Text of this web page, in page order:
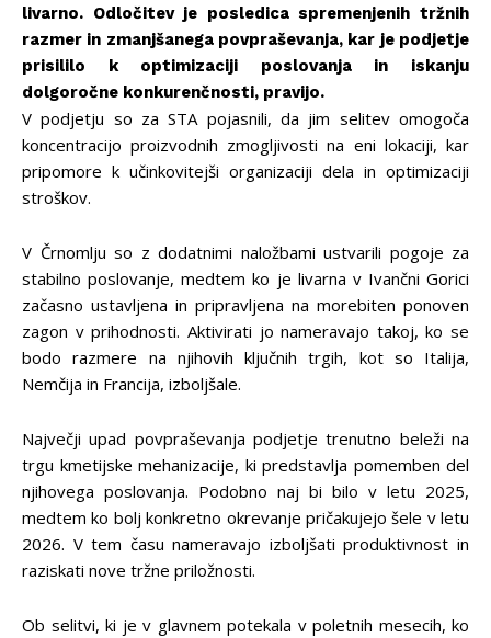
livarno. Odločitev je posledica spremenjenih tržnih
razmer in zmanjšanega povpraševanja, kar je podjetje
prisililo k optimizaciji poslovanja in iskanju
dolgoročne konkurenčnosti, pravijo.
V podjetju so za STA pojasnili, da jim selitev omogoča
koncentracijo proizvodnih zmogljivosti na eni lokaciji, kar
pripomore k učinkovitejši organizaciji dela in optimizaciji
stroškov.
V Črnomlju so z dodatnimi naložbami ustvarili pogoje za
stabilno poslovanje, medtem ko je livarna v Ivančni Gorici
začasno ustavljena in pripravljena na morebiten ponoven
zagon v prihodnosti. Aktivirati jo nameravajo takoj, ko se
bodo razmere na njihovih ključnih trgih, kot so Italija,
Nemčija in Francija, izboljšale.
Največji upad povpraševanja podjetje trenutno beleži na
trgu kmetijske mehanizacije, ki predstavlja pomemben del
njihovega poslovanja. Podobno naj bi bilo v letu 2025,
medtem ko bolj konkretno okrevanje pričakujejo šele v letu
2026. V tem času nameravajo izboljšati produktivnost in
raziskati nove tržne priložnosti.
Ob selitvi, ki je v glavnem potekala v poletnih mesecih, ko